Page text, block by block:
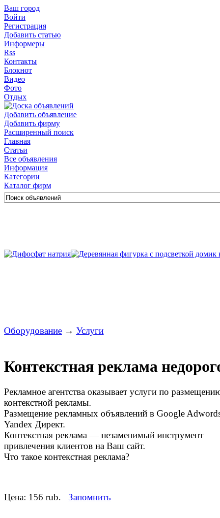
Ваш город
Войти
Регистрация
Добавить статью
Информеры
Rss
Контакты
Блокнот
Видео
Фото
Отдых
Добавить объявление
Добавить фирму
Расширенный поиск
Главная
Статьи
Все объявления
Информация
Категории
Каталог фирм
Оборудование → Услуги
Контекстная реклама
Рекламное агентствa оказывает услуги по
контекстной рекламы.
Размещение рекламных объявлений в Google
Yandex Директ.
Контекстная реклама — незаменимый инструмент
привлечения клиентов на Ваш сайт.
Что такое контекстная реклама?
Цена: 156 rub. Запомнить